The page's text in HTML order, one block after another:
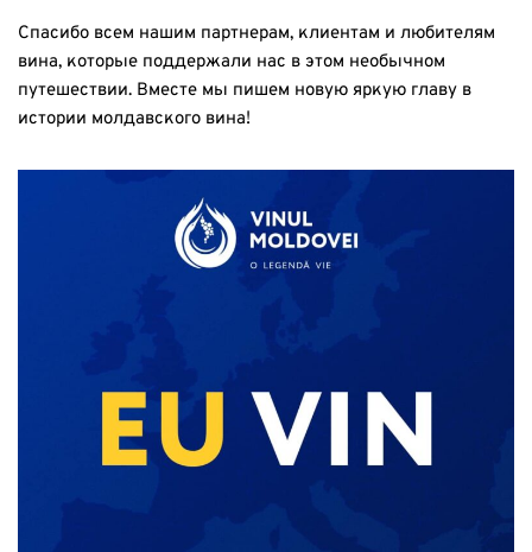
Спасибо всем нашим партнерам, клиентам и любителям
вина, которые поддержали нас в этом необычном
путешествии. Вместе мы пишем новую яркую главу в
истории молдавского вина!